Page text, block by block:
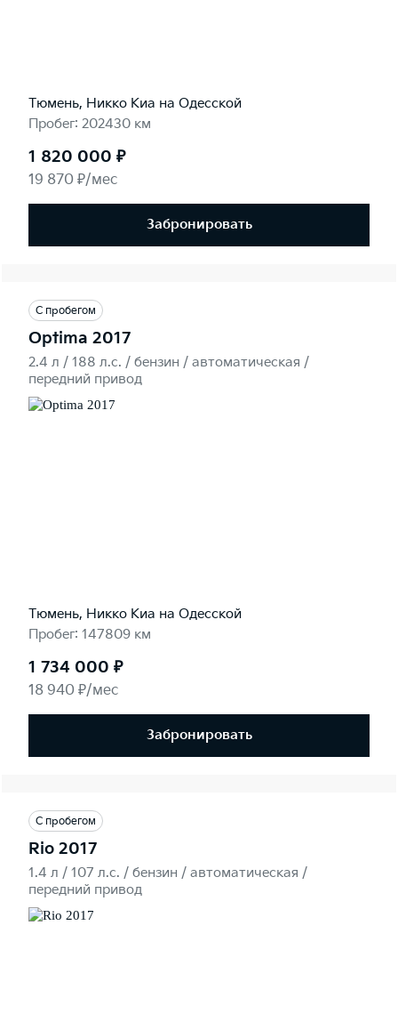
Тюмень, Никко Kиа на Одесской
Пробег: 202430 км
1 820 000 ₽
19 870 ₽/мес
Забронировать
С пробегом
Optima 2017
2.4 л / 188 л.c. / бензин / автоматическая /
передний привод
Тюмень, Никко Kиа на Одесской
Пробег: 147809 км
1 734 000 ₽
18 940 ₽/мес
Забронировать
С пробегом
Rio 2017
1.4 л / 107 л.c. / бензин / автоматическая /
передний привод